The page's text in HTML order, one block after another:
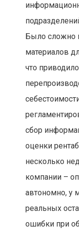
Было сложно
материалов
что
сбор
оценки
несколько
компании –
автономно, у
реальных
ошибки при